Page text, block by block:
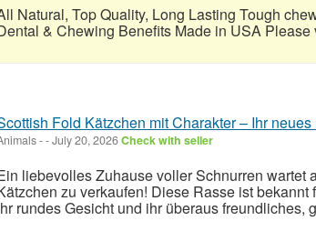
Natural, Top Quality, Long Lasting Tough
& Chewing Benefits Made in USA Please
Fold Kätzchen mit Charakter – Ihr
--July 20, 2026Check with seller
liebevolles Zuhause voller Schnurren wartet
zu verkaufen! Diese Rasse ist
rundes Gesicht und ihr überaus freundliches,